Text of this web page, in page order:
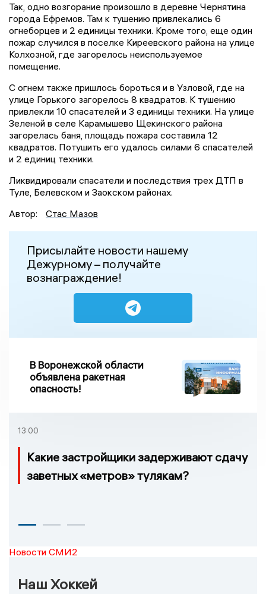
Так, одно возгорание произошло в деревне Чернятина
города Ефремов. Там к тушению привлекались 6
огнеборцев и 2 единицы техники. Кроме того, еще один
пожар случился в поселке Киреевского района на улице
Колхозной, где загорелось неиспользуемое
помещение.
С огнем также пришлось бороться и в Узловой, где на
улице Горького загорелось 8 квадратов. К тушению
привлекли 10 спасателей и 3 единицы техники. На улице
Зеленой в селе Карамышево Щекинского района
загорелась баня, площадь пожара составила 12
квадратов. Потушить его удалось силами 6 спасателей
и 2 единиц техники.
Ликвидировали спасатели и последствия трех ДТП в
Туле, Белевском и Заокском районах.
Автор:
Стас Мазов
Присылайте новости нашему
Дежурному – получайте
вознаграждение!
В Воронежской области
объявлена ракетная
опасность!
13:00
Какие застройщики задерживают сдачу
заветных «метров» тулякам?
Новости СМИ2
Наш Хоккей